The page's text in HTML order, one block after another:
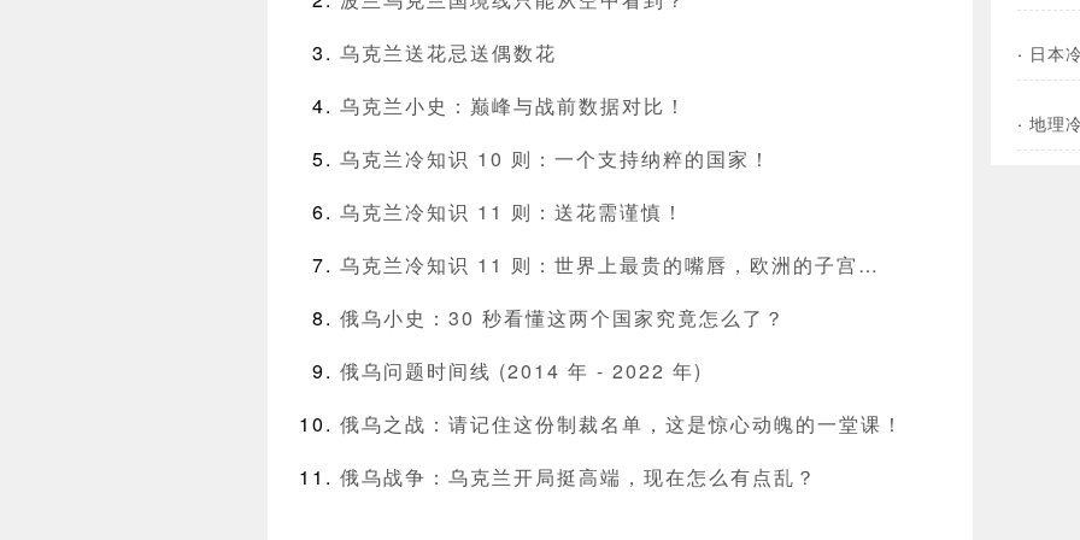
乌克兰送花忌送偶数花
乌克兰小史：巅峰与战前数据对比！
乌克兰冷知识 10 则：一个支持纳粹的国家！
乌克兰冷知识 11 则：送花需谨慎！
乌克兰冷知识 11 则：世界上最贵的嘴唇，欧洲的子宫…
俄乌小史：30 秒看懂这两个国家究竟怎么了？
俄乌问题时间线 (2014 年 - 2022 年)
俄乌之战：请记住这份制裁名单，这是惊心动魄的一堂课！
俄乌战争：乌克兰开局挺高端，现在怎么有点乱？
· 日本
· 地理